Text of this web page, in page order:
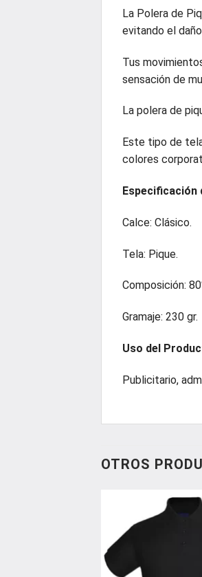
La Polera de
evitando el
Tus
sensación de
La polera de
Este tipo de
colores
Especificación
Calce: Clásico.
Tela: Pique.
Composición:
Gramaje: 230 gr.
Uso del
Publicitario,
OTROS